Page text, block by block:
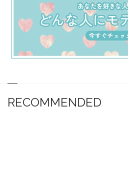
RECOMMENDED